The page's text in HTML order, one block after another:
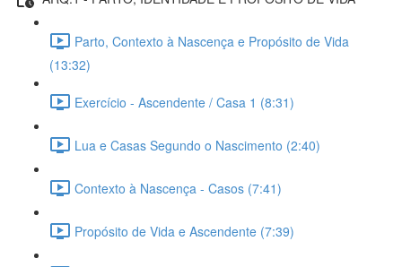
Parto, Contexto à Nascença e Propósito de Vida
(13:32)
Exercício - Ascendente / Casa 1 (8:31)
Lua e Casas Segundo o Nascimento (2:40)
Contexto à Nascença - Casos (7:41)
Propósito de Vida e Ascendente (7:39)